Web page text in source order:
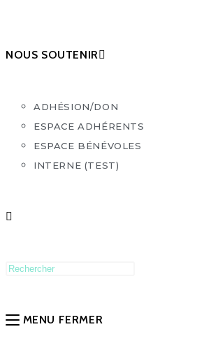
NOUS SOUTENIR
ADHÉSION/DON
ESPACE ADHÉRENTS
ESPACE BÉNÉVOLES
INTERNE (TEST)
MENU FERMER